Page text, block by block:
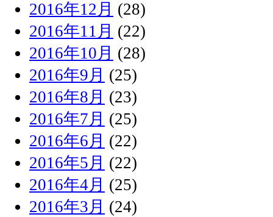
2016年12月 (28)
2016年11月 (22)
2016年10月 (28)
2016年9月 (25)
2016年8月 (23)
2016年7月 (25)
2016年6月 (22)
2016年5月 (22)
2016年4月 (25)
2016年3月 (24)